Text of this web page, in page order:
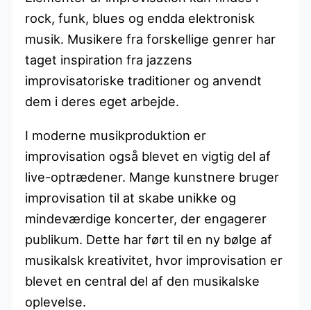
rock, funk, blues og endda elektronisk
musik. Musikere fra forskellige genrer har
taget inspiration fra jazzens
improvisatoriske traditioner og anvendt
dem i deres eget arbejde.
I moderne musikproduktion er
improvisation også blevet en vigtig del af
live-optrædener. Mange kunstnere bruger
improvisation til at skabe unikke og
mindeværdige koncerter, der engagerer
publikum. Dette har ført til en ny bølge af
musikalsk kreativitet, hvor improvisation er
blevet en central del af den musikalske
oplevelse.